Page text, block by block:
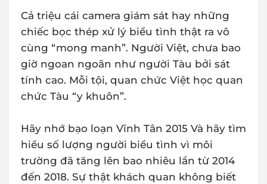
Cả triệu cái camera giám sát hay những
chiếc bọc thép xử lý biểu tình thật ra vô
cùng “mong manh”. Người Việt, chưa bao
giờ ngoan ngoãn như người Tàu bởi sát
tính cao. Mỗi tội, quan chức Việt học quan
chức Tàu “y khuôn”.
Hãy nhớ bạo loạn Vĩnh Tân 2015 Và hãy tìm
hiểu số lượng người biểu tình vì môi
trường đã tăng lên bao nhiêu lần từ 2014
đến 2018. Sự thật khách quan không biết